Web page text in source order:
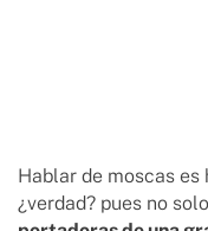
Hablar de moscas
¿verdad? pues no